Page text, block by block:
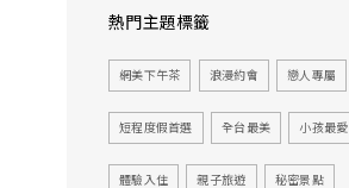
熱門主題標籤
網美下午茶 浪漫約會 戀人專屬
短程度假首選 全台最美 小孩最愛
體驗入住 親子旅遊 秘密景點